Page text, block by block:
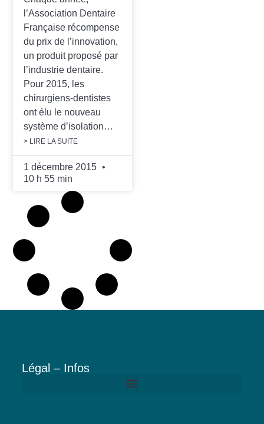
l’Association Dentaire
Française récompense
du prix de l’innovation,
un produit proposé par
l’industrie dentaire.
Pour 2015, les
chirurgiens-dentistes
ont élu le nouveau
système d’isolation…
> LIRE LA SUITE
1 décembre 2015
10 h 55 min
Légal – Infos